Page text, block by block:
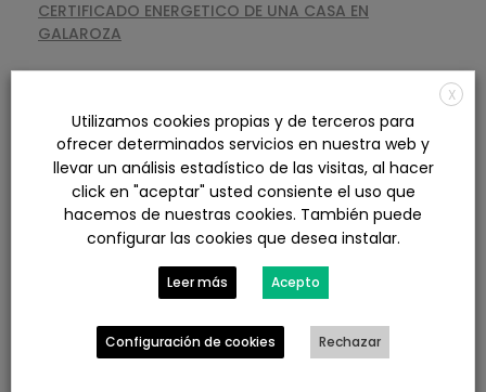
CERTIFICADO ENERGETICO DE UNA CASA EN
GALAROZA
ARCHIVOS
agosto 2026
julio 2026
junio 2026
mayo 2026
enero 2026
diciembre 2025
X
Utilizamos cookies propias y de terceros para
ofrecer determinados servicios en nuestra web y
llevar un análisis estadístico de las visitas, al hacer
click en "aceptar" usted consiente el uso que
hacemos de nuestras cookies. También puede
configurar las cookies que desea instalar.
Leer más Acepto
Configuración de cookies Rechazar